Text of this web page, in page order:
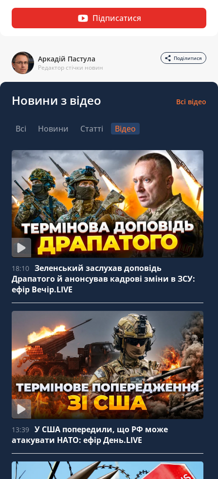
Підписатися
Аркадій Пастула
Редактор стічки новин
Поділитися
Новини з відео Всі відео
Всі Новини Статті Відео
18:10 Зеленський заслухав доповідь
Драпатого й анонсував кадрові зміни в ЗСУ:
ефір Вечір.LIVE
13:39 У США попередили, що РФ може
атакувати НАТО: ефір День.LIVE